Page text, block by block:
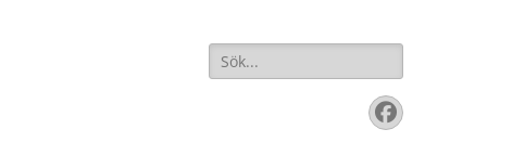
Sök
efter:
Facebook